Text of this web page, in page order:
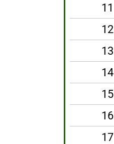
11
12
13
14
15
16
17